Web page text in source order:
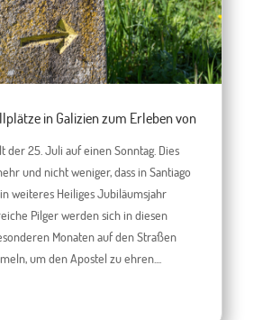
in Galizien zum Erleben von
der 25. Juli auf einen Sonntag. Dies
und nicht weniger, dass in Santiago
weiteres Heiliges Jubiläumsjahr
Pilger werden sich in diesen
Monaten auf den Straßen
um den Apostel zu ehren....